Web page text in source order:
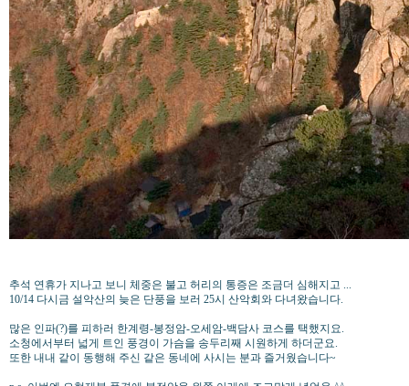
추석 연휴가 지나고 보니 체중은 불고 허리의 통증은 조금더 심해지고 ...
10/14 다시금 설악산의 늦은 단풍을 보러 25시 산악회와 다녀왔습니다.
많은 인파(?)를 피하러 한계령-봉정암-오세암-백담사 코스를 택했지요.
소청에서부터 넓게 트인 풍경이 가슴을 송두리째 시원하게 하더군요.
또한 내내 같이 동행해 주신 같은 동네에 사시는 분과 즐거웠습니다~